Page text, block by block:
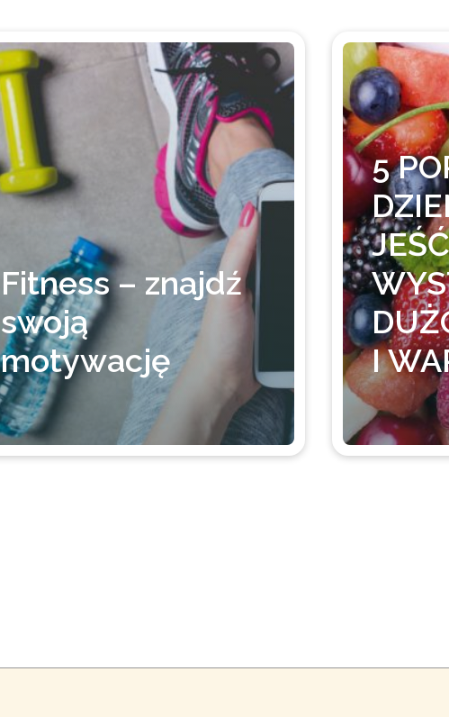
Fitness – znajdź
swoją
motywację
5
JEŚĆ
I